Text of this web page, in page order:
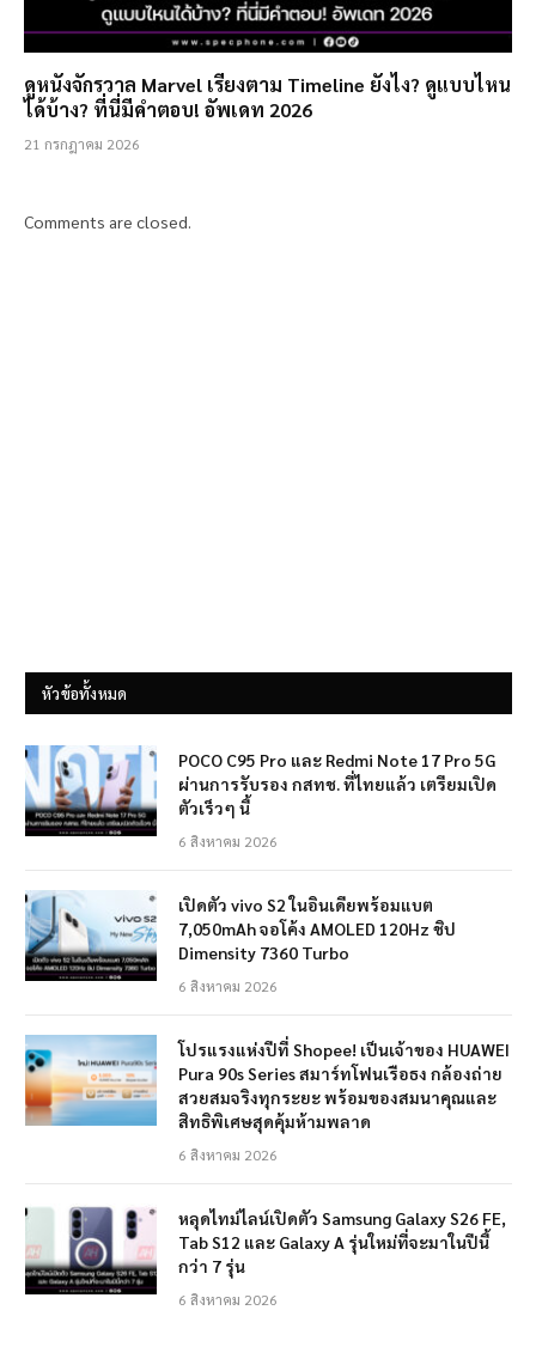
ดูหนังจักรวาล Marvel เรียงตาม Timeline ยังไง? ดูแบบไหน
ได้บ้าง? ที่นี่มีคำตอบ! อัพเดท 2026
21 กรกฎาคม 2026
Comments are closed.
หัวข้อทั้งหมด
POCO C95 Pro และ Redmi Note 17 Pro 5G
ผ่านการรับรอง กสทช. ที่ไทยแล้ว เตรียมเปิด
ตัวเร็วๆ นี้
6 สิงหาคม 2026
เปิดตัว vivo S2 ในอินเดียพร้อมแบต
7,050mAh จอโค้ง AMOLED 120Hz ชิป
Dimensity 7360 Turbo
6 สิงหาคม 2026
โปรแรงแห่งปีที่ Shopee! เป็นเจ้าของ HUAWEI
Pura 90s Series สมาร์ทโฟนเรือธง กล้องถ่าย
สวยสมจริงทุกระยะ พร้อมของสมนาคุณและ
สิทธิพิเศษสุดคุ้มห้ามพลาด
6 สิงหาคม 2026
หลุดไทม์ไลน์เปิดตัว Samsung Galaxy S26 FE,
Tab S12 และ Galaxy A รุ่นใหม่ที่จะมาในปีนี้
กว่า 7 รุ่น
6 สิงหาคม 2026